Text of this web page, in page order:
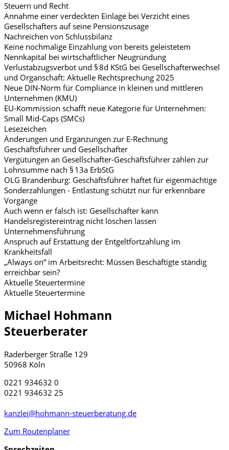
Steuern und Recht
Annahme einer verdeckten Einlage bei Verzicht eines
Gesellschafters auf seine Pensionszusage
Nachreichen von Schlussbilanz
Keine nochmalige Einzahlung von bereits geleistetem
Nennkapital bei wirtschaftlicher Neugründung
Verlustabzugsverbot und § 8d KStG bei Gesellschafterwechsel
und Organschaft: Aktuelle Rechtsprechung 2025
Neue DIN-Norm für Compliance in kleinen und mittleren
Unternehmen (KMU)
EU-Kommission schafft neue Kategorie für Unternehmen:
Small Mid-Caps (SMCs)
Lesezeichen
Änderungen und Ergänzungen zur E-Rechnung
Geschäftsführer und Gesellschafter
Vergütungen an Gesellschafter-Geschäftsführer zählen zur
Lohnsumme nach § 13a ErbStG
OLG Brandenburg: Geschäftsführer haftet für eigenmächtige
Sonderzahlungen - Entlastung schützt nur für erkennbare
Vorgänge
Auch wenn er falsch ist: Gesellschafter kann
Handelsregistereintrag nicht löschen lassen
Unternehmensführung
Anspruch auf Erstattung der Entgeltfortzahlung im
Krankheitsfall
„Always on“ im Arbeitsrecht: Müssen Beschäftigte ständig
erreichbar sein?
Aktuelle Steuertermine
Aktuelle Steuertermine
Michael Hohmann
Steuerberater
Raderberger Straße 129
50968 Köln
0221 934632 0
0221 934632 25
kanzlei@hohmann-steuerberatung.de
Zum Routenplaner